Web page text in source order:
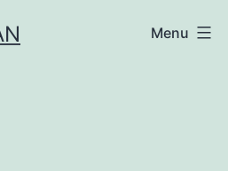
Menu